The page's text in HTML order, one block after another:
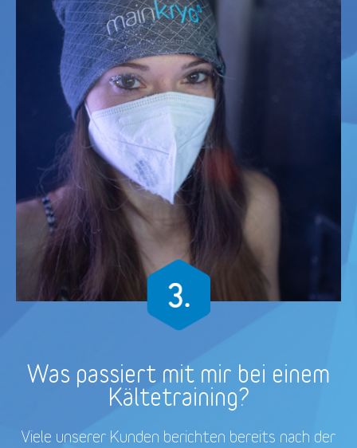
Was passiert mit mir bei einem
Kältetraining?
Viele unserer Kunden berichten bereits nach der